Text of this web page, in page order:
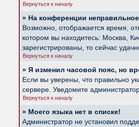
Вернуться к началу
» На конференции
Возможно, отображается время,
котором вы находитесь: Москва,
зарегистрированы, то сейчас
Вернуться к началу
» Я изменил часовой пояс, но
Если вы уверены, что правильно
сервере. Уведомите
Вернуться к началу
» Моего языка нет в списке!
Администратор не установил